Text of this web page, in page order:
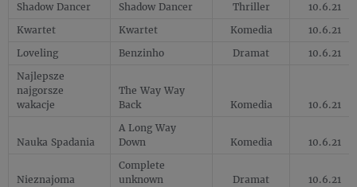
Shadow Dancer
Shadow Dancer Thriller
10.6.21
Kwartet
Kwartet Komedia
10.6.21
Loveling
Benzinho Dramat
10.6.21
Najlepsze
najgorsze
wakacje
The Way Way
Back
Komedia 10.6.21
Nauka Spadania
A Long Way
Down
Komedia 10.6.21
Nieznajoma
Complete
unknown
Dramat 10.6.21